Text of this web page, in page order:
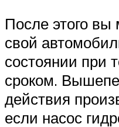
После этого вы
свой
состоянии при
сроком.
действия
если насос